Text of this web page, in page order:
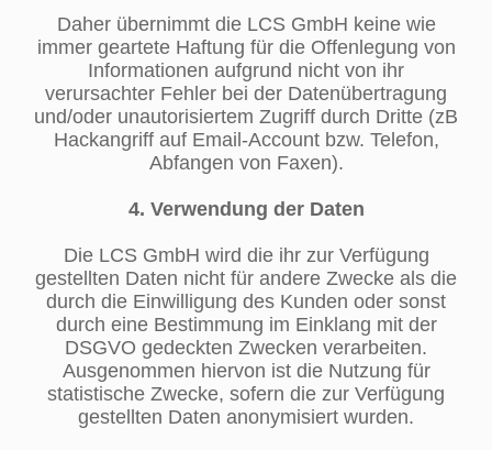
Daher übernimmt die LCS GmbH keine wie
immer geartete Haftung für die Offenlegung von
Informationen aufgrund nicht von ihr
verursachter Fehler bei der Datenübertragung
und/oder unautorisiertem Zugriff durch Dritte (zB
Hackangriff auf Email-Account bzw. Telefon,
Abfangen von Faxen).
4. Verwendung der Daten
Die LCS GmbH wird die ihr zur Verfügung
gestellten Daten nicht für andere Zwecke als die
durch die Einwilligung des Kunden oder sonst
durch eine Bestimmung im Einklang mit der
DSGVO gedeckten Zwecken verarbeiten.
Ausgenommen hiervon ist die Nutzung für
statistische Zwecke, sofern die zur Verfügung
gestellten Daten anonymisiert wurden.